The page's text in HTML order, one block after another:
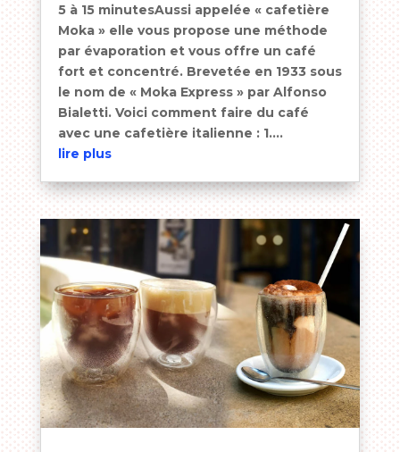
5 à 15 minutesAussi appelée « cafetière
Moka » elle vous propose une méthode
par évaporation et vous offre un café
fort et concentré. Brevetée en 1933 sous
le nom de « Moka Express » par Alfonso
Bialetti. Voici comment faire du café
avec une cafetière italienne : 1....
lire plus